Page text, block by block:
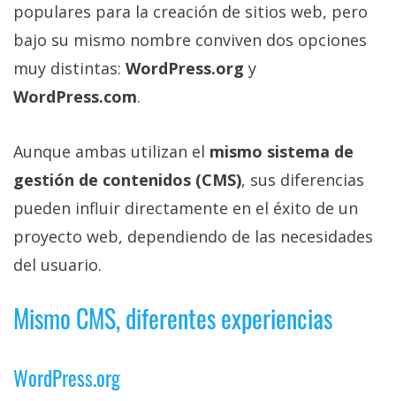
Profesional
+
Más
Sorteos
Foros
Contacto
Sobre
nosotros
Publicidad
populares para la creación de sitios web, pero
bajo su mismo nombre conviven dos opciones
muy distintas: WordPress.org y
WordPress.com.
Aunque ambas utilizan el mismo sistema de
gestión de contenidos (CMS), sus diferencias
pueden influir directamente en el éxito de un
proyecto web, dependiendo de las necesidades
del usuario.
Mismo CMS, diferentes experiencias
WordPress.org